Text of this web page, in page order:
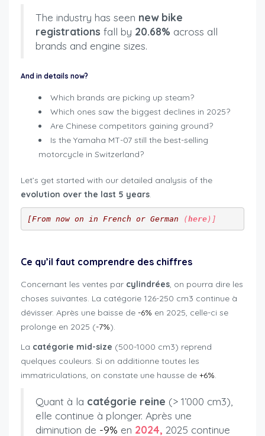
The industry has seen new bike
registrations fall by 20.68% across all
brands and engine sizes.
And in details now?
Which brands are picking up steam?
Which ones saw the biggest declines in 2025?
Are Chinese competitors gaining ground?
Is the Yamaha MT-07 still the best-selling
motorcycle in Switzerland?
Let’s get started with our detailed analysis of the
evolution over the last 5 years.
[From now on in French or German (here)]
Ce qu’il faut comprendre des chiffres
Concernant les ventes par cylindrées, on pourra dire les
choses suivantes. La catégorie 126-250 cm3 continue à
dévisser. Après une baisse de -6% en 2025, celle-ci se
prolonge en 2025 (-7%).
La catégorie mid-size (500-1000 cm3) reprend
quelques couleurs. Si on additionne toutes les
immatriculations, on constate une hausse de +6%.
Quant à la catégorie reine (> 1’000 cm3),
elle continue à plonger. Après une
diminution de -9% en 2024, 2025 continue